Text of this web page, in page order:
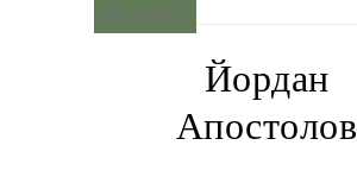
Йордан
Апостолов